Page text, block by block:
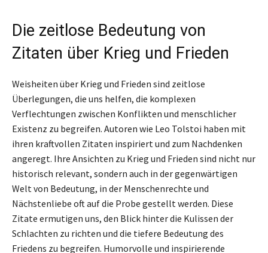
Die zeitlose Bedeutung von
Zitaten über Krieg und Frieden
Weisheiten über Krieg und Frieden sind zeitlose
Überlegungen, die uns helfen, die komplexen
Verflechtungen zwischen Konflikten und menschlicher
Existenz zu begreifen. Autoren wie Leo Tolstoi haben mit
ihren kraftvollen Zitaten inspiriert und zum Nachdenken
angeregt. Ihre Ansichten zu Krieg und Frieden sind nicht nur
historisch relevant, sondern auch in der gegenwärtigen
Welt von Bedeutung, in der Menschenrechte und
Nächstenliebe oft auf die Probe gestellt werden. Diese
Zitate ermutigen uns, den Blick hinter die Kulissen der
Schlachten zu richten und die tiefere Bedeutung des
Friedens zu begreifen. Humorvolle und inspirierende